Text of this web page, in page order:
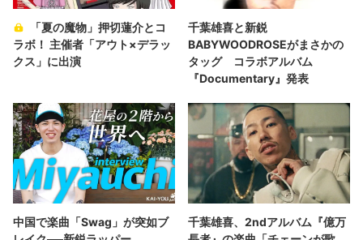
「夏の魔物」押切蓮介とコ
ラボ！ 主催者「アウト×デラッ
クス」に出演
千葉雄喜と新鋭
BABYWOODROSEがまさかの
タッグ コラボアルバム
『Documentary』発表
中国で楽曲「Swag」が突如ブ
千葉雄喜、2ndアルバム『億万